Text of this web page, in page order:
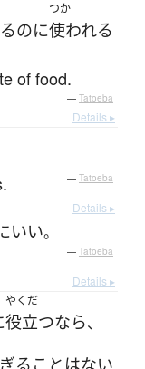
のに
つか
使われる
of food.
— Tatoeba
Details ▸
— Tatoeba
Details ▸
いい。
— Tatoeba
Details ▸
やくだ
役立つなら、
る ことはない